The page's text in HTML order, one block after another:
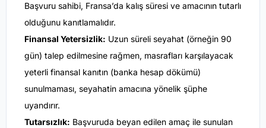
Başvuru sahibi, Fransa’da kalış süresi ve amacının tutarlı
olduğunu kanıtlamalıdır.
Finansal Yetersizlik: Uzun süreli seyahat (örneğin 90
gün) talep edilmesine rağmen, masrafları karşılayacak
yeterli finansal kanıtın (banka hesap dökümü)
sunulmaması, seyahatin amacına yönelik şüphe
uyandırır.
Tutarsızlık: Başvuruda beyan edilen amaç ile sunulan